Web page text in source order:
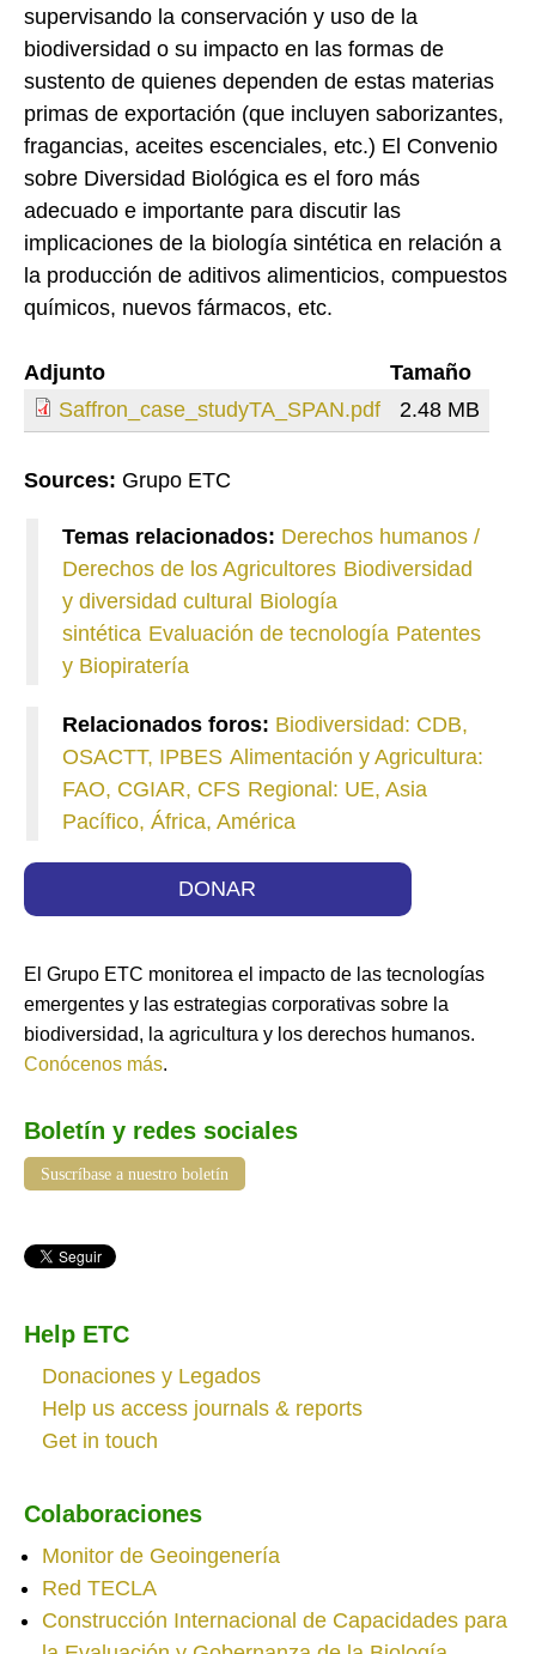
supervisando la conservación y uso de la
biodiversidad o su impacto en las formas de
sustento de quienes dependen de estas materias
primas de exportación (que incluyen saborizantes,
fragancias, aceites escenciales, etc.) El Convenio
sobre Diversidad Biológica es el foro más
adecuado e importante para discutir las
implicaciones de la biología sintética en relación a
la producción de aditivos alimenticios, compuestos
químicos, nuevos fármacos, etc.
Adjunto
Tamaño
Saffron_case_studyTA_SPAN.pdf
2.48 MB
Sources: Grupo ETC
Temas relacionados: Derechos humanos /
Derechos de los Agricultores Biodiversidad
y diversidad cultural Biología
sintética Evaluación de tecnología Patentes
y Biopiratería
Relacionados foros: Biodiversidad: CDB,
OSACTT, IPBES Alimentación y Agricultura:
FAO, CGIAR, CFS Regional: UE, Asia
Pacífico, África, América
DONAR
El Grupo ETC monitorea el impacto de las tecnologías
emergentes y las estrategias corporativas sobre la
biodiversidad, la agricultura y los derechos humanos.
Conócenos más.
Boletín y redes sociales
Suscríbase a nuestro boletín
Help ETC
Donaciones y Legados
Help us access journals & reports
Get in touch
Colaboraciones
Monitor de Geoingenería
Red TECLA
Construcción Internacional de Capacidades para